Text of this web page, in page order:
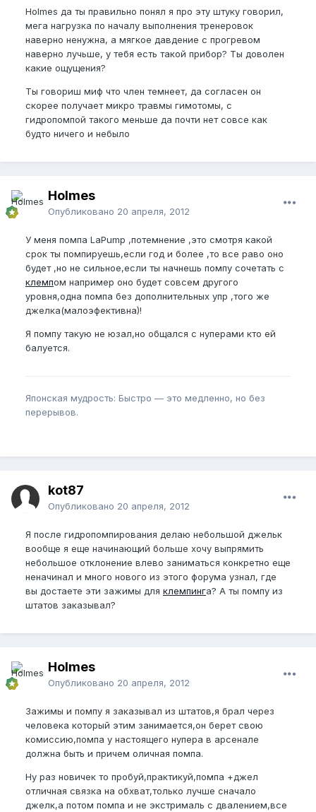
Holmes да ты правильно понял я про эту штуку говорил,
мега нагрузка по началу выполнения тренеровок
наверно ненужна, а мягкое давдение с прогревом
наверно лучьше, у тебя есть такой прибор? Ты доволен
какие ощущения?
Ты говориш миф что член темнеет, да согласен он
скорее получает микро травмы гимотомы, с
гидропомпой такого меньше да почти нет совсе как
будто ничего и небыло
Holmes
Опубликовано 20 апреля, 2012
У меня помпа LaPump ,потемнение ,это смотря какой
срок ты помпируешь,если год и более ,то все раво оно
будет ,но не сильное,если ты начнешь помпу сочетать с
клемпом например оно будет совсем другого
уровня,одна помпа без дополнительных упр ,того же
джелка(малоэфективна)!
Я помпу такую не юзал,но общался с нуперами кто ей
балуется.
Японская мудрость: Быстро — это медленно, но без
перерывов.
kot87
Опубликовано 20 апреля, 2012
Я после гидропомпирования делаю небольшой джельк
вообще я еще начинающий больше хочу выпрямить
небольшое отклонение влево заниматься конкретно еще
неначинал и много нового из этого форума узнал, где
вы достаете эти зажимы для клемпинга? А ты помпу из
штатов заказывал?
Holmes
Опубликовано 20 апреля, 2012
Зажимы и помпу я заказывал из штатов,я брал через
человека который этим занимается,он берет свою
комиссию,помпа у настоящего нупера в арсенале
должна быть и причем оличная помпа.
Ну раз новичек то пробуй,практикуй,помпа +джел
отличная связка на обхват,только лучше сначало
джелк,а потом помпа и не экстрималь с двалением,все